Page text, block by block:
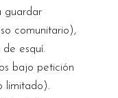
guardar
comunitario),
esquí.
bajo petición
limitado).